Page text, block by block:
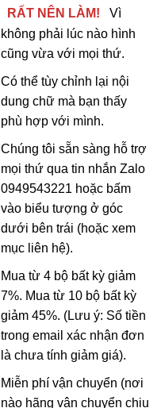
RẤT NÊN LÀM!
Vì
không phải lúc nào hình
cũng vừa với mọi thứ.
Có thể tùy chỉnh lại nội
dung chữ mà bạn thấy
phù hợp với mình.
Chúng tôi sẵn sàng hỗ trợ
mọi thứ qua tin nhắn Zalo
0949543221 hoặc bấm
vào biểu tượng ở góc
dưới bên trái (hoặc xem
mục liên hệ).
Mua từ 4 bộ bất kỳ giảm
7%. Mua từ 10 bộ bất kỳ
giảm 45%. (Lưu ý: Số tiền
trong email xác nhận đơn
là chưa tính giảm giá).
Miễn phí vận chuyển (nơi
nào hãng vận chuyển chịu